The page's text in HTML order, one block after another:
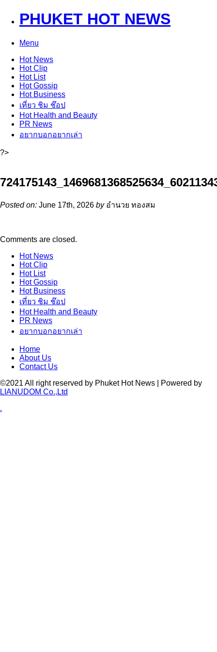
PHUKET HOT NEWS
Menu
HotNews
HotClip
HotList
HotGossip
HotBusiness
เที่ยว ชิม ช๊อป
HotHealth and Beauty
PR News
อยากบอกอยากเล่า
?>
Posted on: June 17th, 2026 byอำนวย ทองสม
Comments are closed.
HotNews
HotClip
HotList
HotGossip
HotBusiness
เที่ยว ชิม ช๊อป
HotHealth and Beauty
PR News
อยากบอกอยากเล่า
Home
About Us
Contact Us
©2021 All right reserved by Phuket Hot News | Powered by
LIANUDOM Co.,Ltd
.